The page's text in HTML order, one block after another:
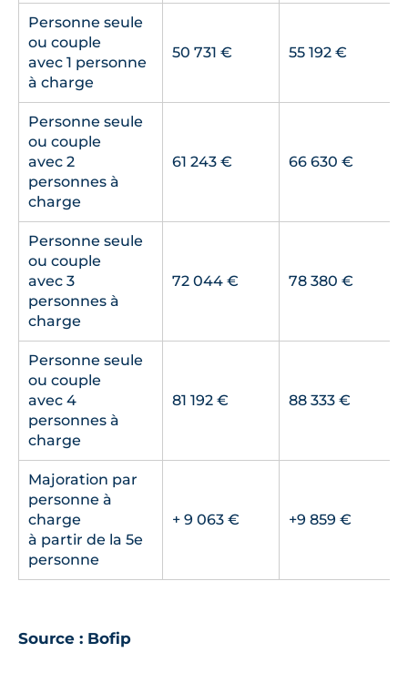
Personne seule
ou couple
avec 1 personne
à charge
50 731 € 55 192 €
Personne seule
ou couple
avec 2
personnes à
charge
61 243 € 66 630 €
Personne seule
ou couple
avec 3
personnes à
charge
72 044 € 78 380 €
Personne seule
ou couple
avec 4
personnes à
charge
81 192 € 88 333 €
Majoration par
personne à
charge
à partir de la 5e
personne
+ 9 063 € +9 859 €
Source : Bofip